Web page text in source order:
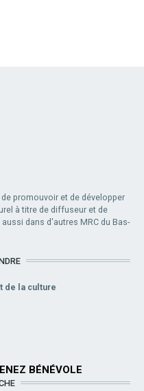
promouvoir et de développer
à titre de diffuseur et de
dans d'autres MRC du Bas-
de la culture
BÉNÉVOLE